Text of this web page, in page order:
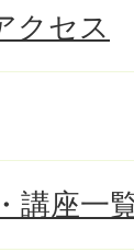
クセス
講座一